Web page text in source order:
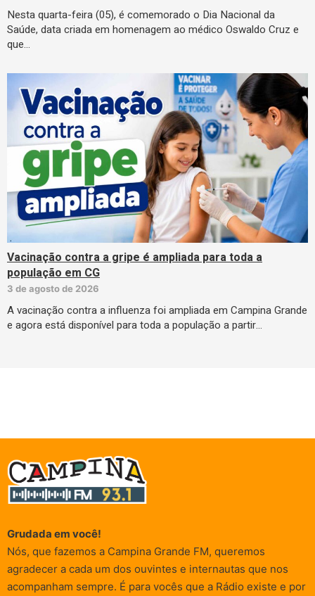
Nesta quarta-feira (05), é comemorado o Dia Nacional da
Saúde, data criada em homenagem ao médico Oswaldo Cruz e
que…
Vacinação contra a gripe é ampliada para toda a
população em CG
3 de agosto de 2026
A vacinação contra a influenza foi ampliada em Campina Grande
e agora está disponível para toda a população a partir…
Grudada em você!
Nós, que fazemos a Campina Grande FM, queremos
agradecer a cada um dos ouvintes e internautas que nos
acompanham sempre. É para vocês que a Rádio existe e por